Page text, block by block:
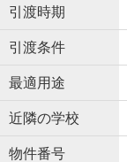
引渡時期
引渡条件
最適用途
近隣の学校
物件番号